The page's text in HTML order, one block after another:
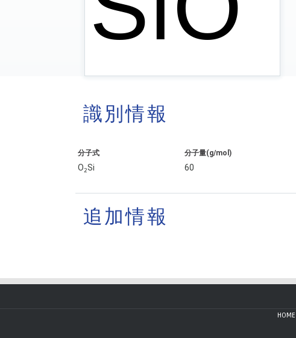
識別情報
分子式
O2Si
分子量(g/mol)
60
追加情報
HOME